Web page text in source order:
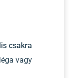
csakra
vagy